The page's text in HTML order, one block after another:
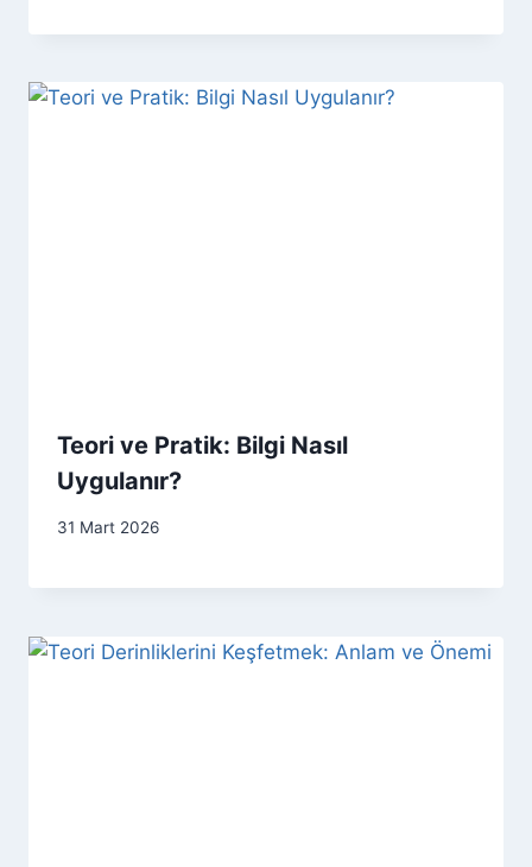
Teori ve Pratik: Bilgi Nasıl
Uygulanır?
31 Mart 2026